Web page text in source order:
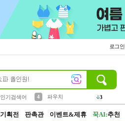
로그인
인기검색어
4
파우치
3
기획전 판촉관 이벤트&제휴 꾹AI:추천